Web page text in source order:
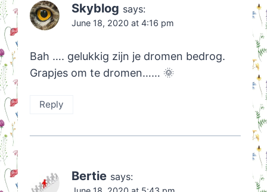
Skyblog says:
June 18, 2020 at 4:16 pm
Bah …. gelukkig zijn je dromen bedrog.
Grapjes om te dromen…… 🌞
Reply
Bertie says: